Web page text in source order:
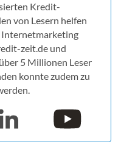
Kredit-
von Lesern helfen
Internetmarketing
zeit.de und
5 Millionen Leser
konnte zudem zu